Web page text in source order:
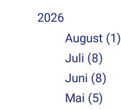
2026
August (1)
Juli (8)
Juni (8)
Mai (5)